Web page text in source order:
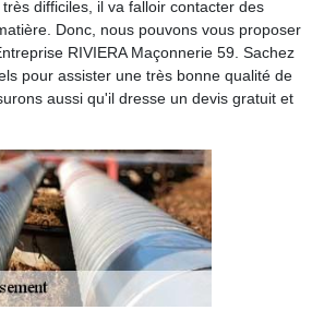
difficiles, il va falloir contacter des
Donc, nous pouvons vous proposer
RIVIERA Maçonnerie 59. Sachez
pour assister une très bonne qualité de
aussi qu'il dresse un devis gratuit et